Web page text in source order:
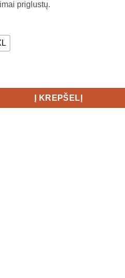
priglustų.
Endur Logo Jersey Men's
Į KREPŠELĮ